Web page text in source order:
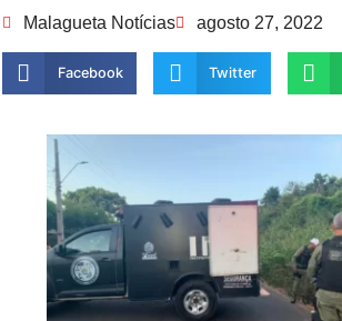
Malagueta Notícias agosto 27, 2022
Facebook Twitter